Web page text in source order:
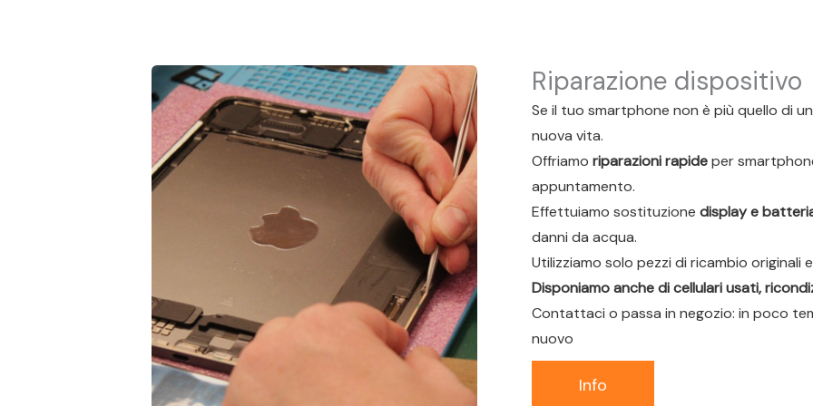
Riparazione dispositivo
Se il tuo smartphone non è più quello di
nuova vita.
Offriamo riparazioni rapideper
appuntamento.
Effettuiamo sostituzione display e
danni da acqua.
Utilizziamo solo pezzi di ricambio originali
Disponiamo anche di cellulari usati,
Contattaci o passa in negozio: in poco
nuovo
Info